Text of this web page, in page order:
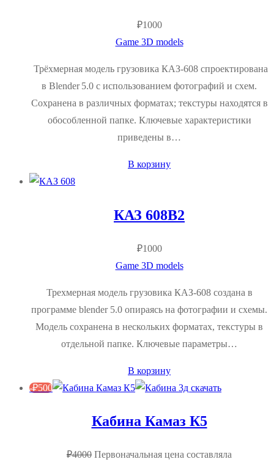
₽1000
Game 3D models
Трёхмерная модель грузовика КАЗ‑608 спроектирована
в Blender 5.0 с использованием фотографий и схем.
Сохранена в различных форматах; текстуры находятся в
обособленной папке. Ключевые характеристики
приведены в…
В корзину
КАЗ 608В2
₽1000
Game 3D models
Трехмерная модель грузовика КАЗ-608 создана в
программе blender 5.0 опираясь на фотографии и схемы.
Модель сохранена в нескольких форматах, текстуры в
отдельной папке. Ключевые параметры…
В корзину
-₽500
Кабина Камаз К5
₽4000 Первоначальная цена составляла